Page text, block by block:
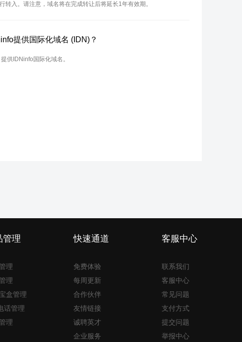
转入。请注意，域名将在完成转让后将延长1年有效期。
提供国际化域名 (IDN)？
供IDNinfo国际化域名。
管理
理
理
盒管理
话管理
理
快速通道
免费体验
每周更新
合作伙伴
友情链接
诚聘英才
企业服务
客服中心
联系我们
客服中心
常见问题
支付方式
提交问题
举报中心